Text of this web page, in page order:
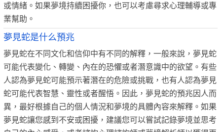
或情緒。如果夢境持續困擾你，也可以考慮尋求心理輔導或專
業幫助。
夢見蛇是什么預兆
夢見蛇在不同文化和信仰中有不同的解釋，一般來說，夢見蛇
可能代表變化、轉變、內在的恐懼或者潛意識中的欲望。有些
人認為夢見蛇可能預示著潛在的危險或挑戰，也有人認為夢見
蛇可能代表智慧、靈性或者醒悟。因此，夢見蛇的預兆因人而
異，最好根據自己的個人情況和夢境的具體內容來解釋。如果
夢見蛇讓您感到不安或困擾，建議您可以嘗試記錄夢境並思考